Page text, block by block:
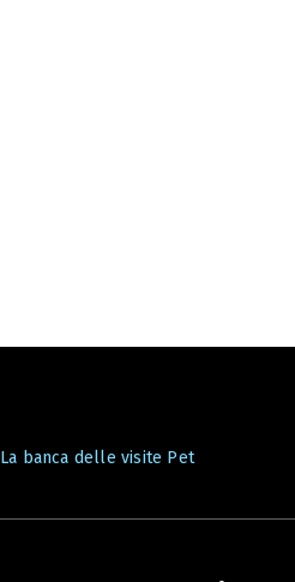
La banca delle visite Pet